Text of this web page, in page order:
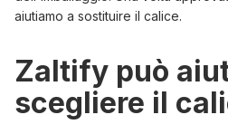
aiutiamo a sostituire il calice.
Zaltify può
scegliere il